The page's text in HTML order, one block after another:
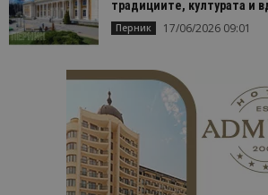
традициите, културата и
Перник 17/06/2026 09:01